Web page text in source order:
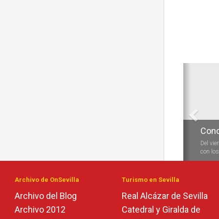
Del
con los
las
Archivo de OnSevilla
Archivo del Blog
Archivo 2012
Turismo en Sevilla
Real Alcázar de Sevilla
Catedral y Giralda de